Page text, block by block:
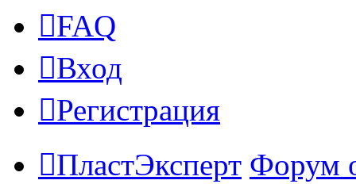
FAQ
Вход
Регистрация
ПластЭксперт Форум